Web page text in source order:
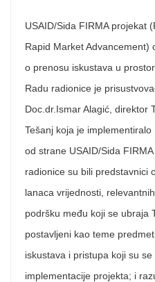
USAID/Sida FIRMA projekat
Rapid Market Advancement)
o prenosu iskustava u
Radu radionice je
Doc.dr.Ismar Alagić, direktor
Tešanj koja je
od strane USAID/Sida
radionice su bili predstavnici
lanaca vrijednosti,
podršku među koji se ubraja
postavljeni kao teme
iskustava i pristupa koji su
implementacije projekta; i